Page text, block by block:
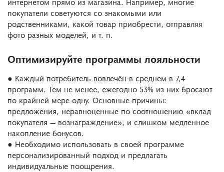
покупатели советуются со знакомыми или
родственниками, какой товар приобрести, отправляя
фото разных моделей, и т. п.
Оптимизируйте программы лояльности
● Каждый потребитель вовлечён в среднем в 7,4
программ. Тем не менее, ежегодно 53% из них бросают
по крайней мере одну. Основные причины:
предложения, неравноценные по соотношению «вклад
покупателя — вознаграждение», и слишком медленное
накопление бонусов.
● Необходимо использовать в своей программе
персонализированный подход и предлагать
индивидуальные поощрения.